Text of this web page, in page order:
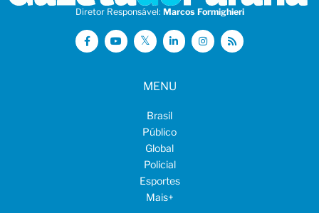
Diretor Responsável: Marcos Formighieri
MENU
Brasil
Público
Global
Policial
Esportes
Mais+